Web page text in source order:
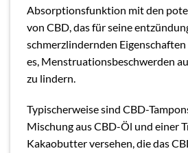
Absorptionsfunktion mit den
von CBD, das für seine
schmerzlindernden
es, Menstruationsbeschwerden
zu lindern.
Typischerweise sind CBD-
Mischung aus CBD-Öl und einer
Kakaobutter versehen, die das